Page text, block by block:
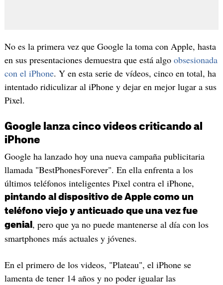
No es la primera vez que Google la toma con Apple, hasta
en sus presentaciones demuestra que está algo obsesionada
con el iPhone. Y en esta serie de vídeos, cinco en total, ha
intentado ridiculizar al iPhone y dejar en mejor lugar a sus
Pixel.
Google lanza cinco videos criticando al
iPhone
Google ha lanzado hoy una nueva campaña publicitaria
llamada "BestPhonesForever". En ella enfrenta a los
últimos teléfonos inteligentes Pixel contra el iPhone,
pintando al dispositivo de Apple como un
teléfono viejo y anticuado que una vez fue
genial , pero que ya no puede mantenerse al día con los
smartphones más actuales y jóvenes.
En el primero de los videos, "Plateau", el iPhone se
lamenta de tener 14 años y no poder igualar las